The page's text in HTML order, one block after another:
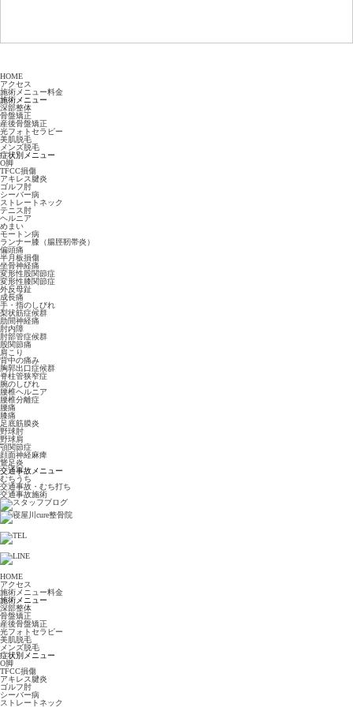
HOME
アクセス
施術メニュー料金
施術メニュー
深部整体
骨盤矯正
産後骨盤矯正
光フォトセラピー
美肌脱毛
メンズ脱毛
症状別メニュー
O脚
TFCC損傷
アキレス腱炎
ゴルフ肘
シーバー病
ストレートネック
テニス肘
ヘルニア
めまい
モートン病
ランナー膝（腸脛靭帯炎）
偏頭痛
半月板損傷
坐骨神経痛
変形性股関節症
変形性膝関節症
外反母趾
成長痛
手・指のしびれ
梨状筋症候群
肋間神経痛
肘内障
肘部管症候群
股関節痛
肩こり
背中の痛み
胸郭出口症候群
脊柱管狭窄症
腕のしびれ
腰椎ヘルニア
腰椎分離症
腰痛
膝痛
足底筋膜炎
野球肘
野球肩
顎関節症
顔面神経麻痺
鵞足炎
交通事故メニュー
むちうち
交通事故・むち打ち
交通事故施術
HOME
アクセス
施術メニュー料金
施術メニュー
深部整体
骨盤矯正
産後骨盤矯正
光フォトセラピー
美肌脱毛
メンズ脱毛
症状別メニュー
O脚
TFCC損傷
アキレス腱炎
ゴルフ肘
シーバー病
ストレートネック